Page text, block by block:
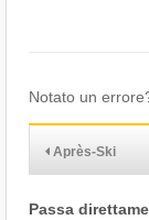
Notato un
Après-Ski
Passa